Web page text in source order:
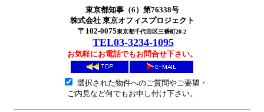
東京都知事（6）第76338号
株式会社 東京オフィスプロジェクト
〒102‐0075東京都千代田区三番町20-2
TEL03-3234-1095
お気軽にお電話でもお問合せ下さい。
選択された物件へのご質問やご要望・
ご内見など何でもお申し付け下さい。